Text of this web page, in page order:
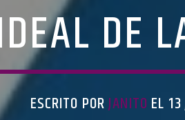
DE
ESCRITO PORJANITO EL